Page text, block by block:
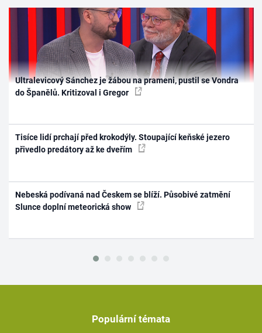
Ultralevicový Sánchez je žábou na prameni, pustil se Vondra
do Španělů. Kritizoval i Gregor
Tisíce lidí prchají před krokodýly. Stoupající keňské jezero
přivedlo predátory až ke dveřím
Nebeská podívaná nad Českem se blíží. Působivé zatmění
Slunce doplní meteorická show
Populární témata